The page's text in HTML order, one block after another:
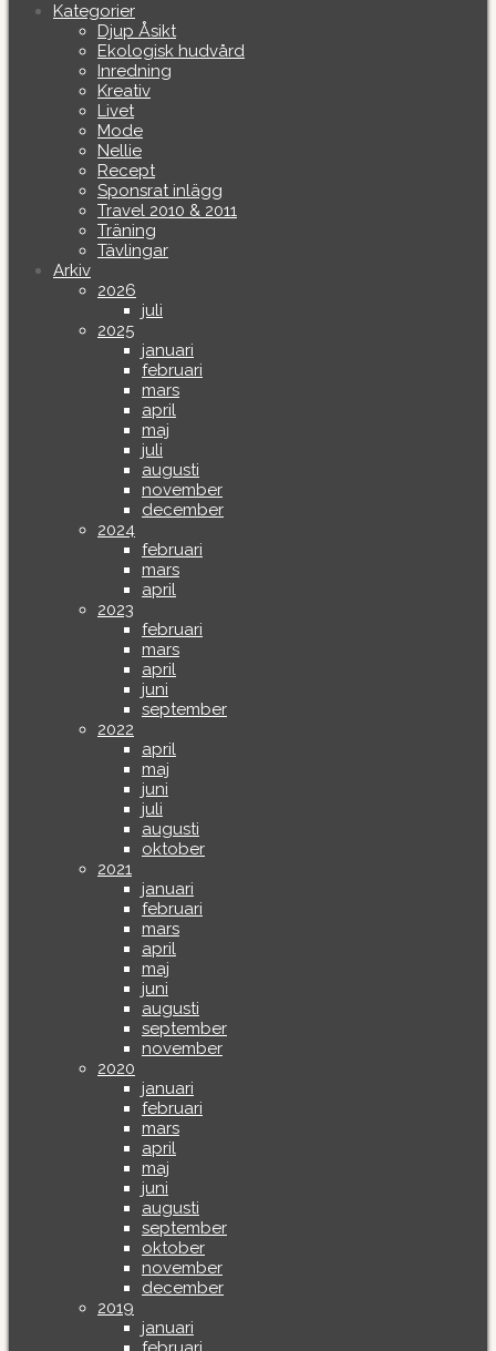
Kategorier
Djup Åsikt
Ekologisk hudvård
Inredning
Kreativ
Livet
Mode
Nellie
Recept
Sponsrat inlägg
Travel 2010 & 2011
Träning
Tävlingar
Arkiv
2026
juli
2025
januari
februari
mars
april
maj
juli
augusti
november
december
2024
februari
mars
april
2023
februari
mars
april
juni
september
2022
april
maj
juni
juli
augusti
oktober
2021
januari
februari
mars
april
maj
juni
augusti
september
november
2020
januari
februari
mars
april
maj
juni
augusti
september
oktober
november
december
2019
januari